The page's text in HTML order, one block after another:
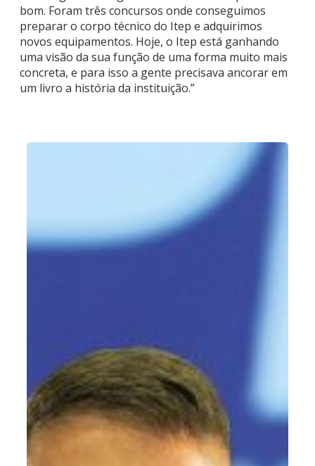
bom. Foram três concursos onde conseguimos
preparar o corpo técnico do Itep e adquirimos
novos equipamentos. Hoje, o Itep está ganhando
uma visão da sua função de uma forma muito mais
concreta, e para isso a gente precisava ancorar em
um livro a história da instituição.”